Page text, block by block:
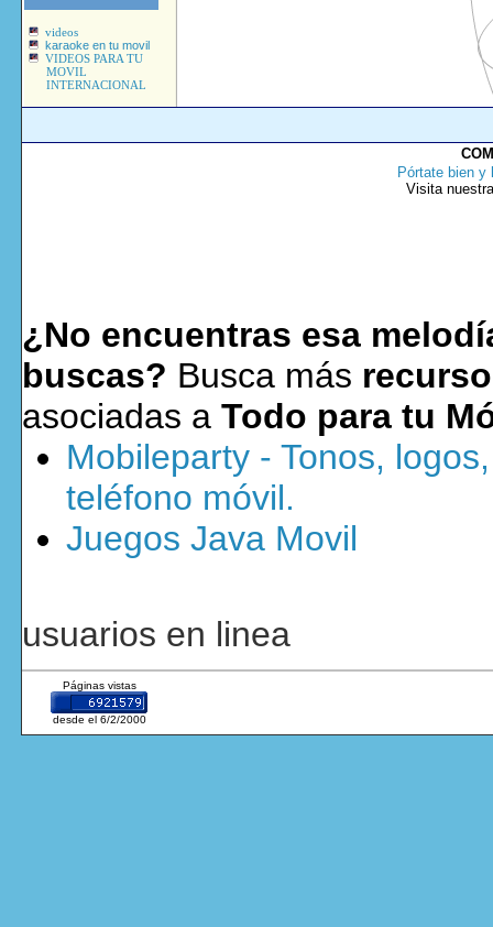
videos
karaoke en tu movil
VIDEOS PARA TU
MOVIL
INTERNACIONAL
Pórtate bien y
Visita
¿No encuentras esa
buscas? Busca más
asociadas a Todo para tu
Mobileparty - Tonos,
teléfono móvil.
Juegos Java Movil
usuarios en linea
Páginas vistas
desde el 6/2/2000